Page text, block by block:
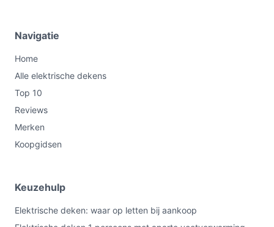
Navigatie
Home
Alle elektrische dekens
Top 10
Reviews
Merken
Koopgidsen
Keuzehulp
Elektrische deken: waar op letten bij aankoop